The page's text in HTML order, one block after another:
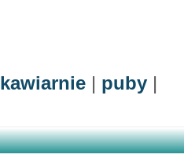
kawiarnie | puby |